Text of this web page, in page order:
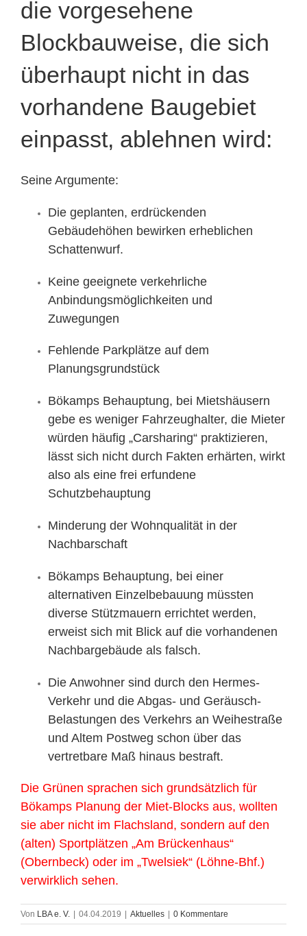
die vorgesehene
Blockbauweise, die sich
überhaupt nicht in das
vorhandene Baugebiet
einpasst, ablehnen wird:
Seine Argumente:
Die geplanten, erdrückenden
Gebäudehöhen bewirken erheblichen
Schattenwurf.
Keine geeignete verkehrliche
Anbindungsmöglichkeiten und
Zuwegungen
Fehlende Parkplätze auf dem
Planungsgrundstück
Bökamps Behauptung, bei Mietshäusern
gebe es weniger Fahrzeughalter, die Mieter
würden häufig „Carsharing“ praktizieren,
lässt sich nicht durch Fakten erhärten, wirkt
also als eine frei erfundene
Schutzbehauptung
Minderung der Wohnqualität in der
Nachbarschaft
Bökamps Behauptung, bei einer
alternativen Einzelbebauung müssten
diverse Stützmauern errichtet werden,
erweist sich mit Blick auf die vorhandenen
Nachbargebäude als falsch.
Die Anwohner sind durch den Hermes-
Verkehr und die Abgas- und Geräusch-
Belastungen des Verkehrs an Weihestraße
und Altem Postweg schon über das
vertretbare Maß hinaus bestraft.
Die Grünen sprachen sich grundsätzlich für
Bökamps Planung der Miet-Blocks aus, wollten
sie aber nicht im Flachsland, sondern auf den
(alten) Sportplätzen „Am Brückenhaus“
(Obernbeck) oder im „Twelsiek“ (Löhne-Bhf.)
verwirklich sehen.
Von LBA e. V. 04.04.2019 Aktuelles 0 Kommentare